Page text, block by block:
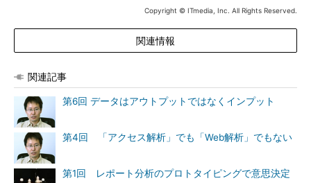
Copyright © ITmedia, Inc. All Rights Reserved.
関連情報
関連記事
第6回 データはアウトプットではなくインプット
第4回 「アクセス解析」でも「Web解析」でもない
第1回 レポート分析のプロトタイピングで意思決定